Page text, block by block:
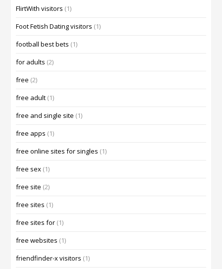
FlirtWith visitors (1)
Foot Fetish Dating visitors (1)
football best bets (1)
for adults (2)
free (2)
free adult (1)
free and single site (1)
free apps (1)
free online sites for singles (1)
free sex (1)
free site (2)
free sites (1)
free sites for (1)
free websites (1)
friendfinder-x visitors (1)